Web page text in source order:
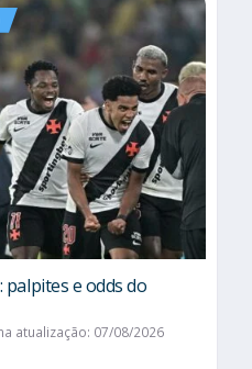
palpites e odds do
atualização: 07/08/2026